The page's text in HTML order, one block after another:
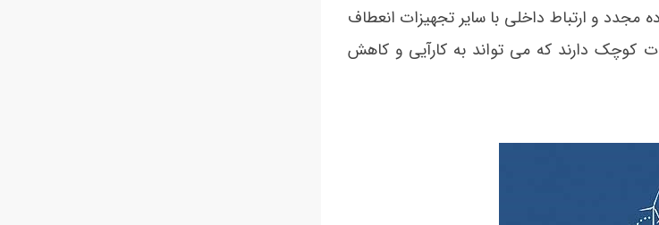
مجدد و ارتباط داخلی با سایر تجهیزات انعطاف
کوچک دارند که می تواند به کارآیی و کاهش